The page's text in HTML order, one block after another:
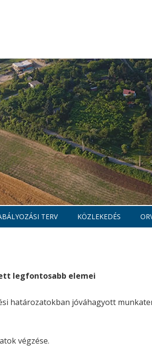
TERV KÖZLEKEDÉS
legfontosabb elemei
határozatokban jóváhagyott
végzése.